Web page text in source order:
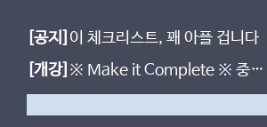
[공지] 이 체크리스트, 꽤 아플 겁니다
[개강] ※ Make it Complete ※ 중간